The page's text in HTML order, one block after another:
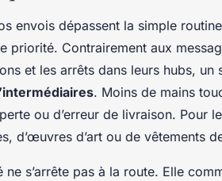
envois dépassent la simple
priorité. Contrairement aux
et les arrêts dans leurs hubs,
. Moins de mains
ou d’erreur de livraison. Pour
d’œuvres d’art ou de vêtements
ne s’arrête pas à la route. Elle